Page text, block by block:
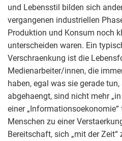
und Lebensstil bilden sich
vergangenen industriellen
Produktion und Konsum noch
unterscheiden waren. Ein
Verschraenkung ist die
Medienarbeiter/innen, die
haben, egal was sie gerade
abgehaengt, sind nicht mehr
einer
Menschen zu einer
Bereitschaft, sich „mit der Zeit“